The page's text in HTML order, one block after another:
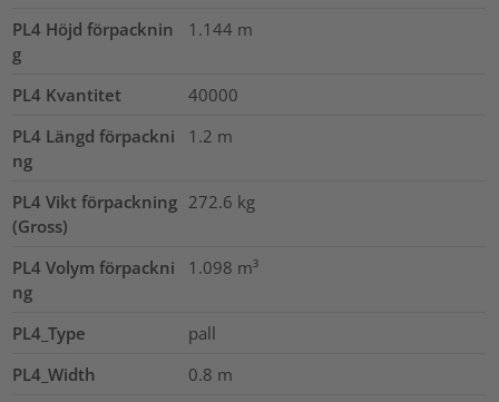
PL4 Höjd förpacknin
g
1.144 m
PL4 Kvantitet
40000
PL4 Längd förpackni
ng
1.2 m
PL4 Vikt förpackning
(Gross)
272.6 kg
PL4 Volym förpackni
ng
1.098 m³
PL4_Type
pall
PL4_Width
0.8 m